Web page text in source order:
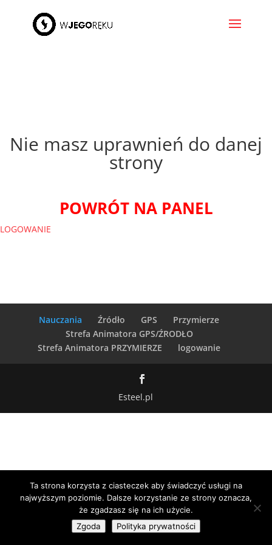
Nie masz uprawnień do danej
strony
POWRÓT NA PANEL
LOGOWANIE
Nauczania Źródło GPS
Przymierze
Strefa Animatora GPS/ŹRODŁO
Strefa Animatora PRZYMIERZE
logowanie
Esteel.pl
Ta strona korzysta z ciasteczek aby świadczyć usługi na
najwyższym poziomie. Dalsze korzystanie ze strony oznacza,
że zgadzasz się na ich użycie.
Zgoda
Polityka prywatności